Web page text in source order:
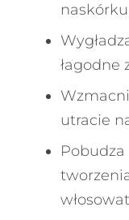
łagodne
utracie